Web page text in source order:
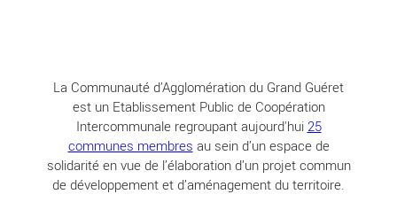
La Communauté d’Agglomération du Grand Guéret
est un Etablissement Public de Coopération
Intercommunale regroupant aujourd'hui 25
communes membres au sein d’un espace de
solidarité en vue de l’élaboration d’un projet commun
de développement et d’aménagement du territoire.